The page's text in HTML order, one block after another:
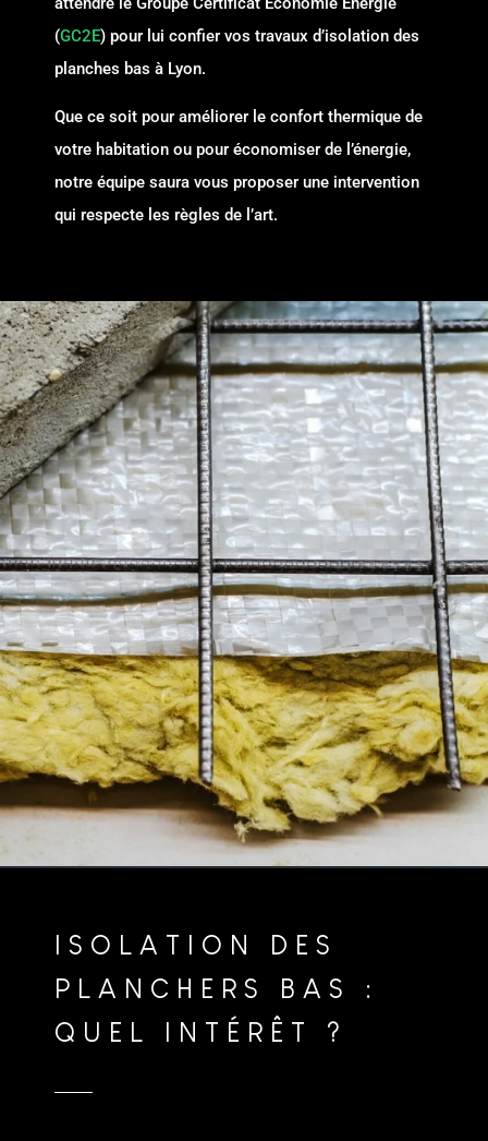
(GC2E) pour lui confier vos travaux d’isolation des
planches bas à Lyon.
Que ce soit pour améliorer le confort thermique de
votre habitation ou pour économiser de l’énergie,
notre équipe saura vous proposer une intervention
qui respecte les règles de l’art.
ISOLATION DES
PLANCHERS BAS :
QUEL INTÉRÊT ?